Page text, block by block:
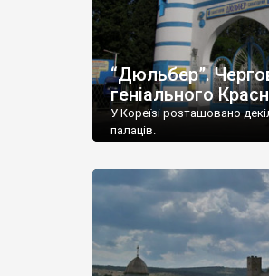
“Дюльбер”.
геніального
У Кореїзі розташовано
палаців.